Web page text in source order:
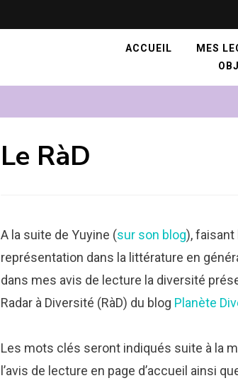
ACCUEIL MES
Le RàD
A la suite de Yuyine (sur son blog),
représentation dans la littérature en
dans mes avis de lecture la diversité
Radar à Diversité (RàD) du blog Planète
Les mots clés seront indiqués suite à la
l’avis de lecture en page d’accueil ainsi